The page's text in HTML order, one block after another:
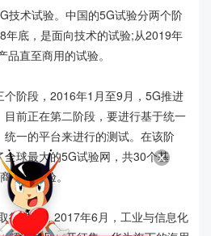
术试验。中国的5G试验分两个阶
年底，是面向技术的试验;从2019年
直至商用的试验。
阶段，2016年1月至9月，5G推进
前正在第二阶段，要进行基于统一
一的平台来进行的测试。在该阶
球最大的5G试验网，共30个基
参与试验。
进展。2017年6月，工业与信息化